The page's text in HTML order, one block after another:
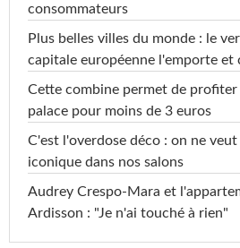
consommateurs
Plus belles villes du monde : le
capitale européenne l'emporte et
Cette combine permet de
palace pour moins de 3 euros
C'est l'overdose déco : on ne
iconique dans nos salons
Audrey Crespo-Mara et
Ardisson : "Je n'ai touché à rien"